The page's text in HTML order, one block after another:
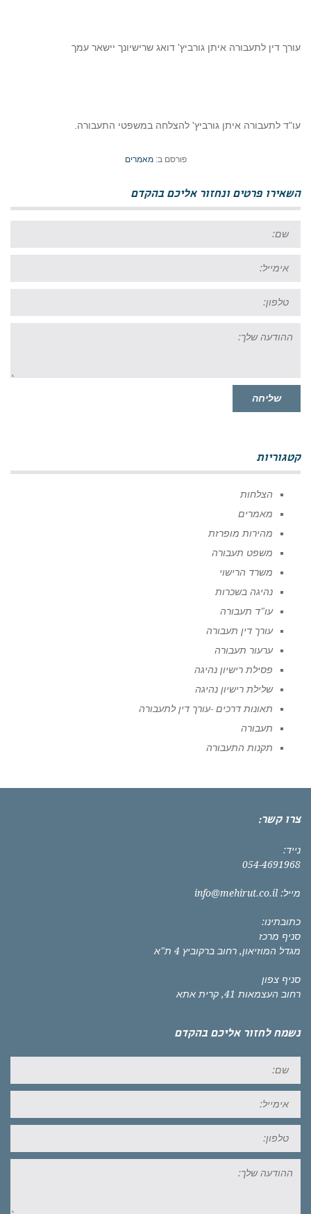
עורך דין לתעבורה איתן גורביץ' דואג שרישיונך יישאר עמך
עו"ד לתעבורה איתן גורביץ' להצלחה במשפטי התעבורה.
פורסם ב:מאמרים
השאירו פרטים ונחזור אליכם בהקדם
שלך:
שליחה
קטגוריות
הצלחות
מאמרים
מהירות מופרזת
משפט תעבורה
משרד הרישוי
נהיגה בשכרות
עו"ד תעבורה
עורך דין תעבורה
ערעור תעבורה
פסילת רישיון נהיגה
שלילת רישיון נהיגה
תאונות דרכים -עורך דין לתעבורה
תעבורה
תקנות התעבורה
צרו קשר:
נייד:
054-4691968
מייל: info@mehirut.co.il
כתובתינו:
סניף מרכז
מגדל המוזיאון, רחוב ברקוביץ 4 ת"א
סניף צפון
רחוב העצמאות 41, קרית אתא
נשמח לחזור אליכם בהקדם
שלך: